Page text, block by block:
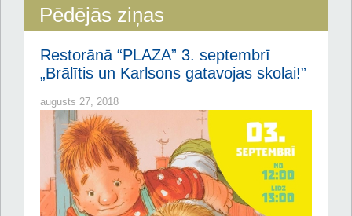
Pēdējās ziņas
Restorānā “PLAZA” 3. septembrī
„Brālītis un Karlsons gatavojas skolai!”
augusts 27, 2018